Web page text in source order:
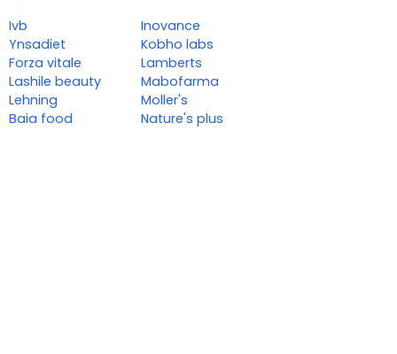
Ivb
Ynsadiet
Forza vitale
Lashile beauty
Lehning
Baia food
Inovance
Kobho labs
Lamberts
Mabofarma
Moller's
Nature's plus